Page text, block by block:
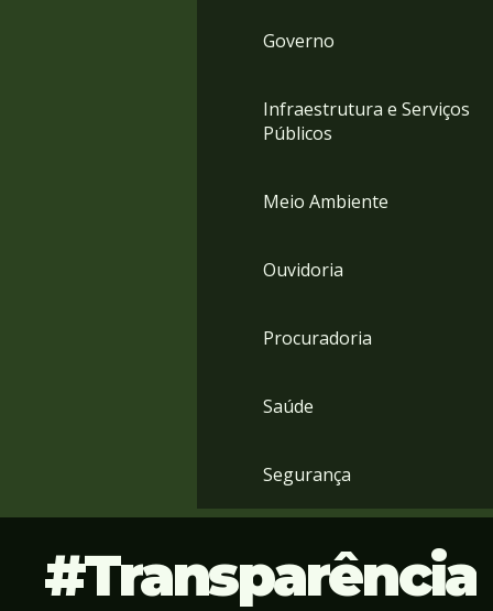
Governo
Infraestrutura e Serviços
Públicos
Meio Ambiente
Ouvidoria
Procuradoria
Saúde
Segurança
Transparência